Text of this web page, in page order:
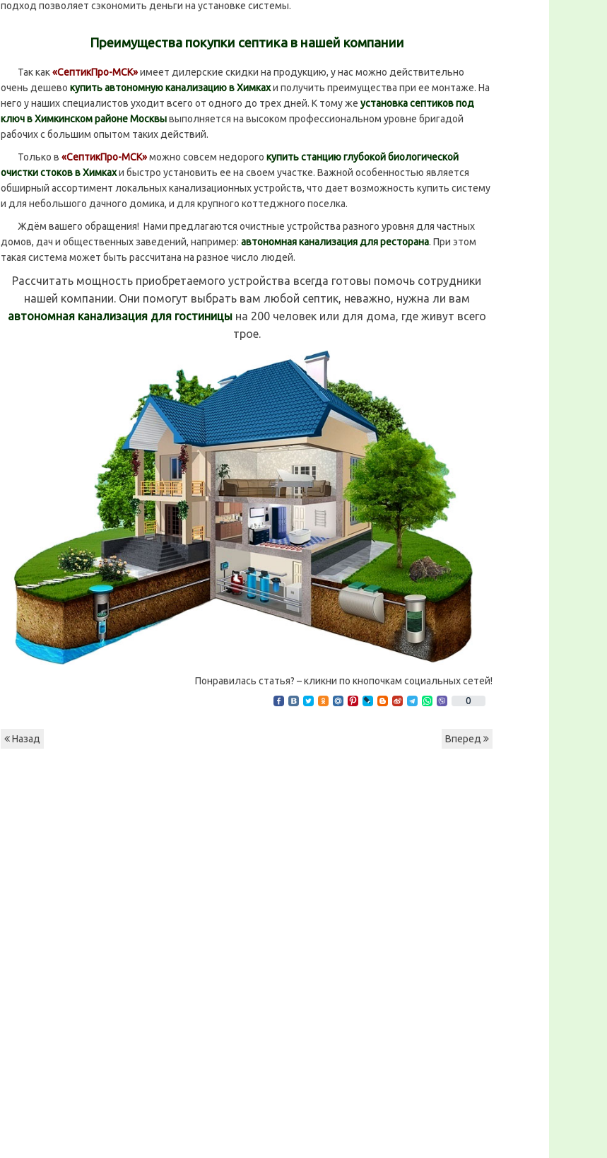
подход позволяет сэкономить деньги на установке системы.
Преимущества покупки септика в нашей компании
Так как«СептикПро-МСК»имеет дилерские скидки на продукцию, у нас можно действительно
очень дешево купить автономную канализацию в Химкахи получить преимущества при ее монтаже. На
него у наших специалистов уходит всего от одного до трех дней. К тому же установка септиков под
ключ в Химкинском районе Москвывыполняется на высоком профессиональном уровне бригадой
рабочих с большим опытом таких действий.
Только в «СептикПро-МСК»можно совсем недорого купить станцию глубокой биологической
очистки стоков в Химкахи быстро установить ее на своем участке. Важной особенностью является
обширный ассортимент локальных канализационных устройств, что дает возможность купить систему
и для небольшого дачного домика, и для крупного коттеджного поселка.
Ждём вашего обращения! Нами предлагаются очистные устройства разного уровня для частных
домов, дач и общественных заведений, например: автономная канализация для ресторана. При этом
такая система может быть рассчитана на разное число людей.
Рассчитать мощность приобретаемого устройства всегда готовы помочь сотрудники
нашей компании. Они помогут выбрать вам любой септик, неважно, нужна ли вам
автономная канализация для гостиницы на 200 человек или для дома, где живут всего
трое.
Понравилась статья? – кликни по кнопочкам социальных сетей!
0
Назад Вперед